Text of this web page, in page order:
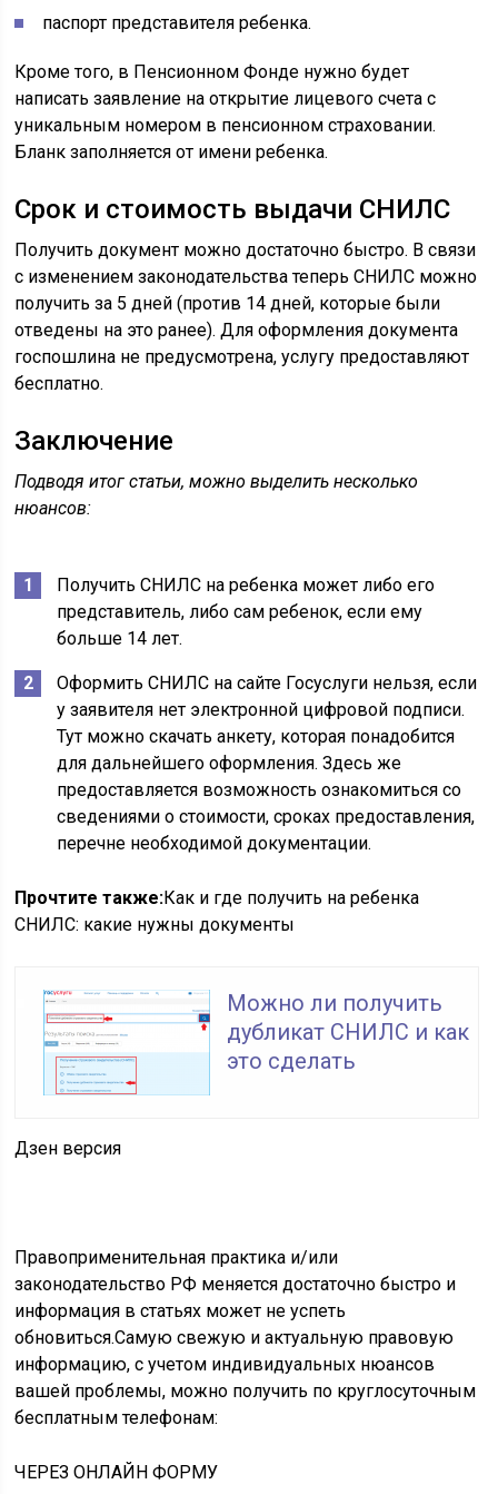
паспорт представителя ребенка.
Кроме того, в Пенсионном Фонде нужно будет
написать заявление на открытие лицевого счета с
уникальным номером в пенсионном страховании.
Бланк заполняется от имени ребенка.
Срок и стоимость выдачи СНИЛС
Получить документ можно достаточно быстро. В связи
с изменением законодательства теперь СНИЛС можно
получить за 5 дней (против 14 дней, которые были
отведены на это ранее). Для оформления документа
госпошлина не предусмотрена, услугу предоставляют
бесплатно.
Заключение
Подводя итог статьи, можно выделить несколько
нюансов:
Получить СНИЛС на ребенка может либо его
представитель, либо сам ребенок, если ему
больше 14 лет.
Оформить СНИЛС на сайте Госуслуги нельзя, если
у заявителя нет электронной цифровой подписи.
Тут можно скачать анкету, которая понадобится
для дальнейшего оформления. Здесь же
предоставляется возможность ознакомиться со
сведениями о стоимости, сроках предоставления,
перечне необходимой документации.
Прочтите также:Как и где получить на ребенка
СНИЛС: какие нужны документы
Можно ли получить
дубликат СНИЛС и как
это сделать
Дзен версия
Правоприменительная практика и/или
законодательство РФ меняется достаточно быстро и
информация в статьях может не успеть
обновиться.Самую свежую и актуальную правовую
информацию, с учетом индивидуальных нюансов
вашей проблемы, можно получить по круглосуточным
бесплатным телефонам:
ЧЕРЕЗ ОНЛАЙН ФОРМУ